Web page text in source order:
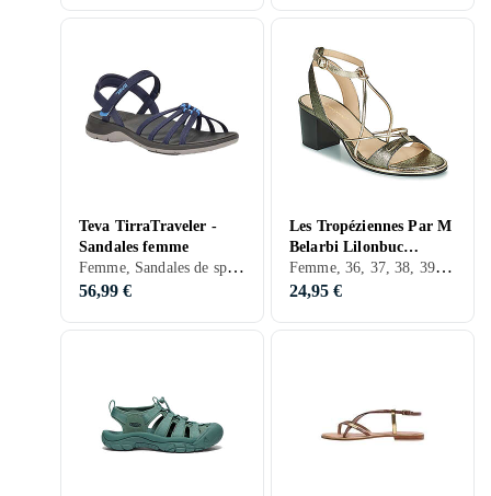
Teva TirraTraveler -
Sandales femme
Femme, Sandales de sport, Sandales de randonnée, 36, 37, 38, 39, 40, 41, 42, 43, 42,5, Noir, Blanc, Gris, Marron, Bleu, Beige
56,99 €
Les Tropéziennes Par M
Belarbi Lilonbuc
(Femme)
Femme, 36, 37, 38, 39, 40, 41, Noir, Marron, Beige, Kaki, Cuir
24,95 €